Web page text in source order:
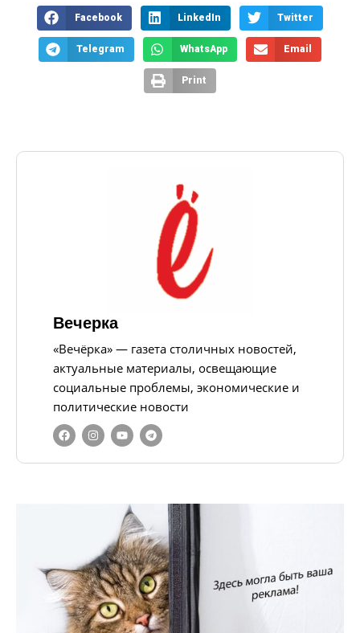
Facebook LinkedIn Twitter
Telegram WhatsApp Email
Print
Вечерка
«Вечёрка» — газета столичных новостей,
актуальные материалы, освещающие
социальные проблемы, экономические и
политические новости